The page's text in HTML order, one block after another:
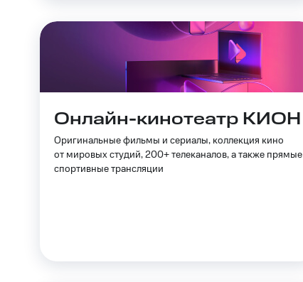
Онлайн-кинотеатр КИОН
Оригинальные фильмы и сериалы, коллекция кино
от мировых студий, 200+ телеканалов, а также прямые
спортивные трансляции